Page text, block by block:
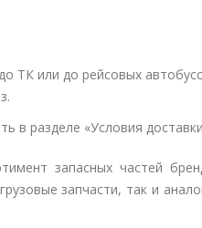
ТК или до рейсовых
в разделе «Условия
запасных частей
запчасти, так и